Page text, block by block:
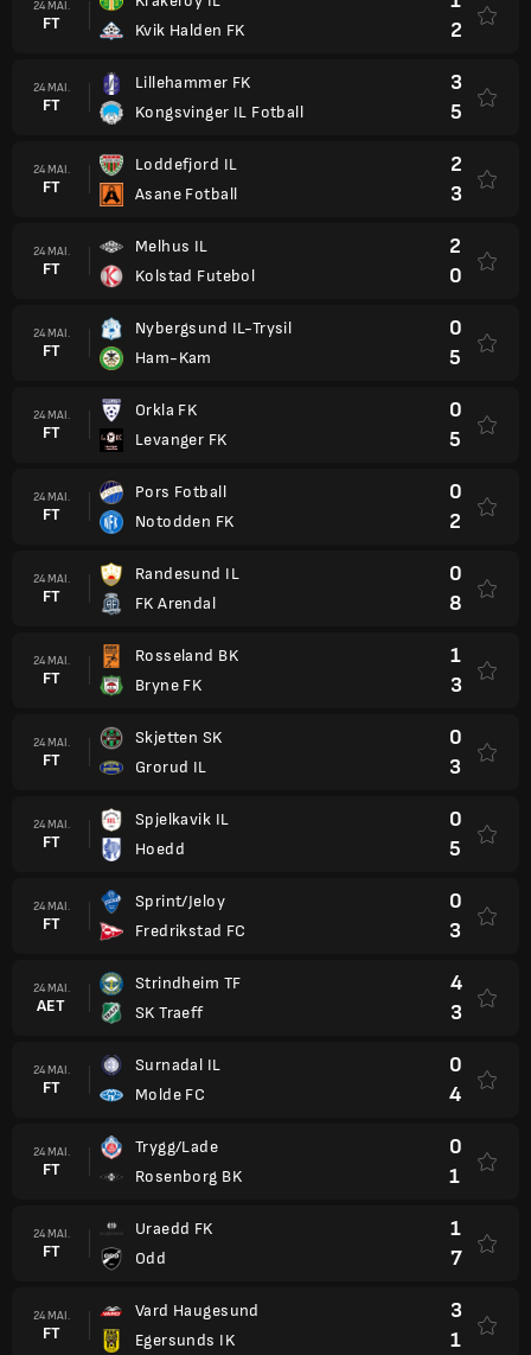
24 MAI.
FT
Kvik Halden FK
2
24 MAI.
FT
Lillehammer FK
Kongsvinger IL Fotball
3
5
24 MAI.
FT
Loddefjord IL
Asane Fotball
2
3
24 MAI.
FT
Melhus IL
Kolstad Futebol
2
0
24 MAI.
FT
Nybergsund IL-Trysil
Ham-Kam
0
5
24 MAI.
FT
Orkla FK
Levanger FK
0
5
24 MAI.
FT
Pors Fotball
Notodden FK
0
2
24 MAI.
FT
Randesund IL
FK Arendal
0
8
24 MAI.
FT
Rosseland BK
Bryne FK
1
3
24 MAI.
FT
Skjetten SK
Grorud IL
0
3
24 MAI.
FT
Spjelkavik IL
Hoedd
0
5
24 MAI.
FT
Sprint/Jeloy
Fredrikstad FC
0
3
24 MAI.
AET
Strindheim TF
SK Traeff
4
3
24 MAI.
FT
Surnadal IL
Molde FC
0
4
24 MAI.
FT
Trygg/Lade
Rosenborg BK
0
1
24 MAI.
FT
Uraedd FK
Odd
1
7
24 MAI.
FT
Vard Haugesund
Egersunds IK
3
1